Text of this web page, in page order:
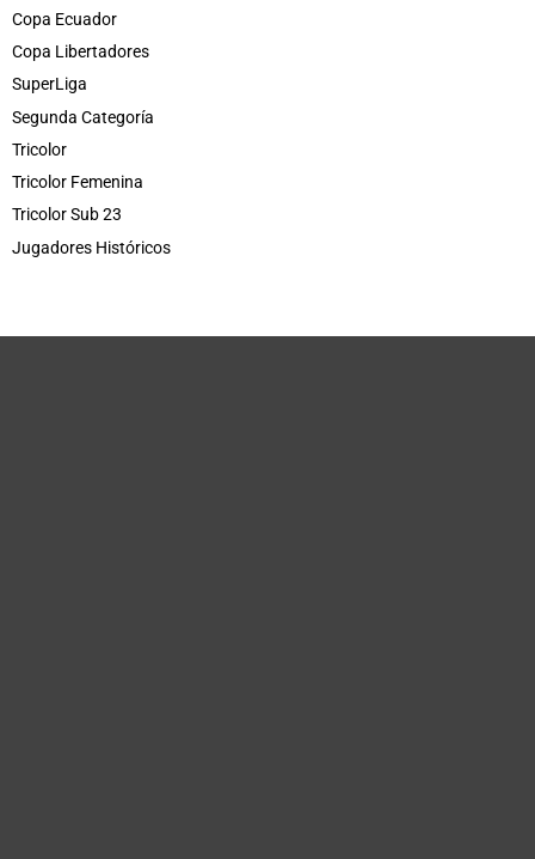
Copa Ecuador
Copa Libertadores
SuperLiga
Segunda Categoría
Tricolor
Tricolor Femenina
Tricolor Sub 23
Jugadores Históricos